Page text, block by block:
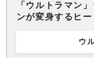
「ウルトラマン
ンが変身するヒー
ウ